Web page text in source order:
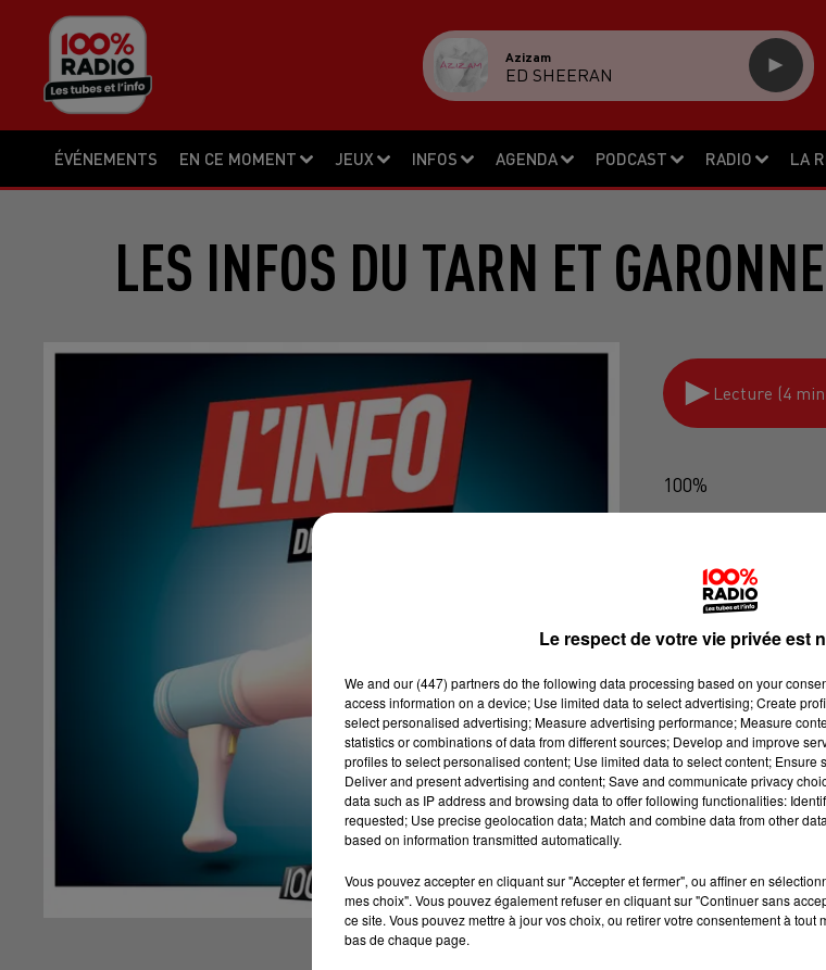
ÉVÉNEMENTS EN CE MOMENT JEUX INFOS AGENDA PODCAST RADIO LA
Azizam
ED SHEERAN
LES INFOS DU TARN ET
Lecture (4
100%
Le respect de votre vie privée est
We and our (447) partnersdo the following data processing based on your
access information on a device; Use limited data to select advertising; Create
select personalised advertising; Measure advertising performance; Measure
statistics or combinations of data from different sources; Develop and improve
profiles to select personalised content; Use limited data to select content; Ensure
Deliver and present advertising and content; Save and communicate privacy
data such as IP address and browsing data to offer following functionalities:
requested; Use precise geolocation data; Match and combine data from other
based on information transmitted automatically.
Vous pouvez accepter en cliquant sur "Accepter et fermer", ou affiner en
mes choix". Vous pouvez également refuser en cliquant sur "Continuer sans
ce site. Vous pouvez mettre à jour vos choix, ou retirer votre consentement à
bas de chaque page.